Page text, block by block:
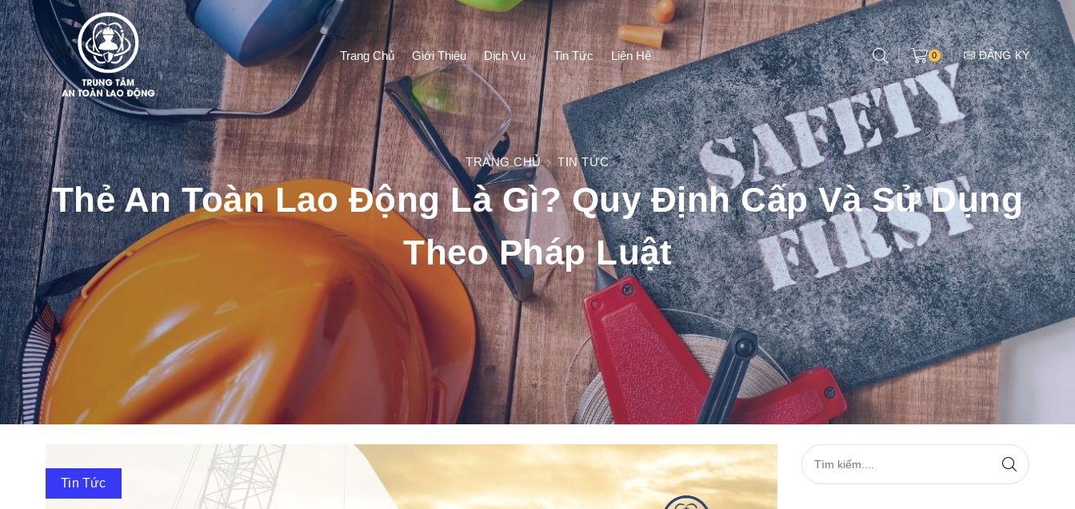
Trang Chủ Giới Thiệu Dịch Vụ Tin Tức Liên Hệ 0 ĐĂNG KÝ
TRANG CHỦ TIN TỨC
Thẻ An Toàn Lao Động Là Gì? Quy Định Cấp Và Sử Dụng
Theo Pháp Luật
Tin Tức